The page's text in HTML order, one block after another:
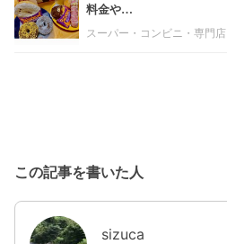
料金や…
スーパー・コンビニ・専門店
この記事を書いた人
sizuca